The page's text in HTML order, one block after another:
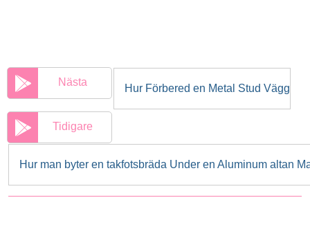
Nästa
Hur Förbered en Metal Stud Vägg
Tidigare
Hur man byter en takfotsbräda Under en Aluminum altan